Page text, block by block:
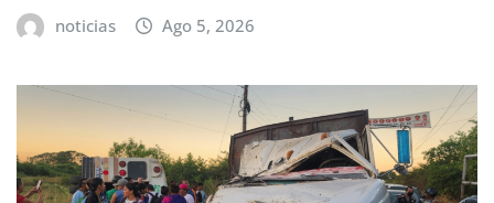
noticias Ago 5, 2026